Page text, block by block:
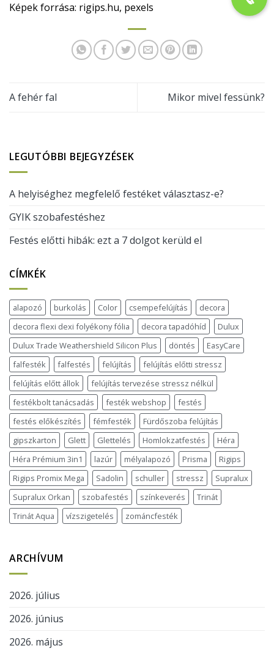
Képek forrása: rigips.hu, pexels
A fehér fal Mikor mivel fessünk?
LEGUTÓBBI BEJEGYZÉSEK
A helyiséghez megfelelő festéket választasz-e?
GYIK szobafestéshez
Festés előtti hibák: ezt a 7 dolgot kerüld el
CÍMKÉK
alapozó burkolás Color csempefelújítás
decora
decora flexi dexi folyékony fólia
decora tapadóhíd
Dulux
Dulux Trade Weathershield Silicon Plus
döntés
EasyCare
falfesték
falfestés felújítás
felújítás előtti stressz
felújítás előtt állok
felújítás tervezése stressz nélkül
festékbolt tanácsadás
festék webshop
festés
festés előkészítés
fémfesték
Fürdőszoba felújítás
gipszkarton
Glett Glettelés Homlokzatfestés
Héra
Héra Prémium 3in1
lazúr mélyalapozó Prisma
Rigips
Rigips Promix Mega
Sadolin schuller stressz
Supralux
Supralux Orkan
szobafestés színkeverés
Trinát
Trinát Aqua
vízszigetelés zománcfesték
ARCHÍVUM
2026. július
2026. június
2026. május